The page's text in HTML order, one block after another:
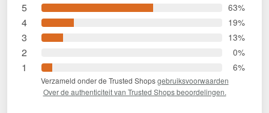
5 63%
4 19%
3 13%
2 0%
1 6%
Verzameld onder de Trusted Shopsgebruiksvoorwaarden
Over de authenticiteit van Trusted Shops beoordelingen.